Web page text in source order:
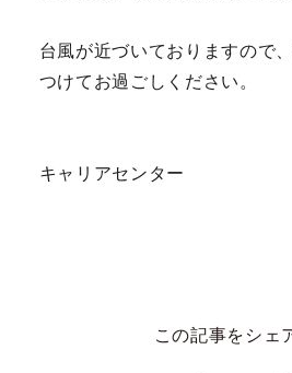
台風が近づいておりますので
つけてお過ごしください。
キャリアセンター
この記事をシェ